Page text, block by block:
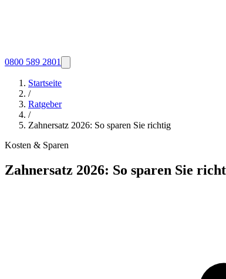
0800 589 2801
Startseite
/
Ratgeber
/
Zahnersatz 2026: So sparen Sie richtig
Kosten & Sparen
Zahnersatz 2026: So sparen Sie